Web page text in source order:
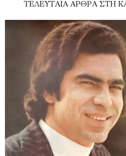
ΤΕΛΕΥΤΑΊΑ ΆΡΘΡΑ ΣΤΗ